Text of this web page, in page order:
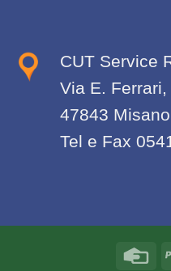
CUT Service
Via E. Ferrari,
47843
Tel e Fax